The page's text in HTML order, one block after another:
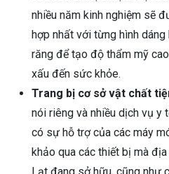
nhiều năm kinh nghiệm sẽ
hợp nhất với từng hình
răng để tạo độ thẩm mỹ
xấu đến sức khỏe.
Trang bị cơ sở vật chất
nói riêng và nhiều dịch vụ y
có sự hỗ trợ của các máy
khảo qua các thiết bị mà